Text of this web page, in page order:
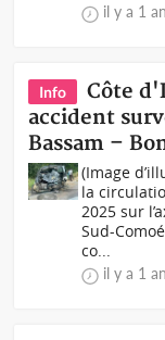
il y a 1 an
Info
Côte
accident
Bassam –
(Image
la
2025 sur
Sud-
co...
il y a 1 an